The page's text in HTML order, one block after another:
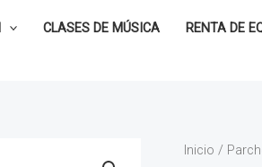
CLASES DE MÚSICA RENTA DE
Inicio /
Remo